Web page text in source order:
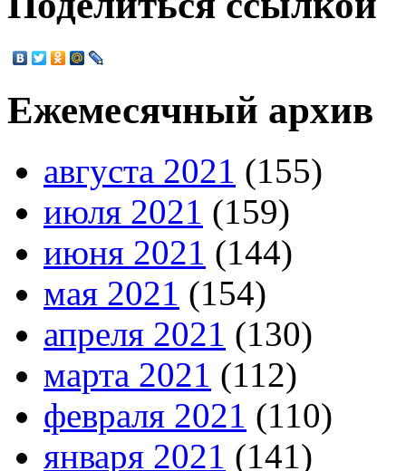
Ежемесячный архив
августа 2021 (155)
июля 2021 (159)
июня 2021 (144)
мая 2021 (154)
апреля 2021 (130)
марта 2021 (112)
февраля 2021 (110)
января 2021 (141)